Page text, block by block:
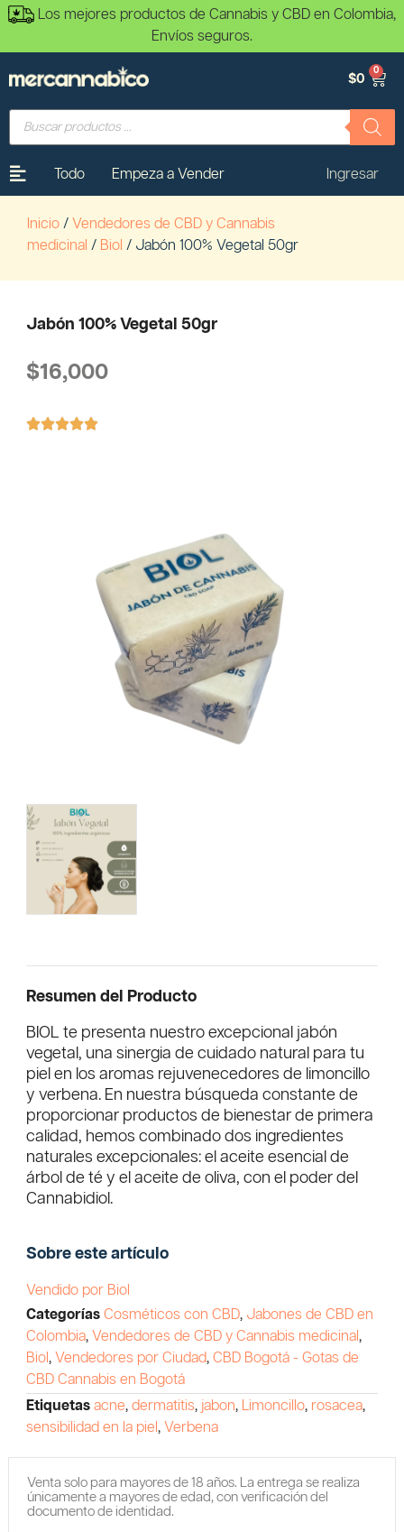
Los mejores productos de Cannabis y CBD en Colombia,
Envíos seguros.
$0
0
Todo Empeza a Vender Ingresar
Inicio / Vendedores de CBD y Cannabis
medicinal / Biol / Jabón 100% Vegetal 50gr
Jabón 100% Vegetal 50gr
$16,000

Resumen del Producto
BIOL te presenta nuestro excepcional jabón
vegetal, una sinergia de cuidado natural para tu
piel en los aromas rejuvenecedores de limoncillo
y verbena. En nuestra búsqueda constante de
proporcionar productos de bienestar de primera
calidad, hemos combinado dos ingredientes
naturales excepcionales: el aceite esencial de
árbol de té y el aceite de oliva, con el poder del
Cannabidiol.
Sobre este artículo
Vendido por Biol
Categorías Cosméticos con CBD, Jabones de CBD en
Colombia, Vendedores de CBD y Cannabis medicinal,
Biol, Vendedores por Ciudad, CBD Bogotá - Gotas de
CBD Cannabis en Bogotá
Etiquetas acne, dermatitis, jabon, Limoncillo, rosacea,
sensibilidad en la piel , Verbena
Venta solo para mayores de 18 años. La entrega se realiza
únicamente a mayores de edad, con verificación del
documento de identidad.